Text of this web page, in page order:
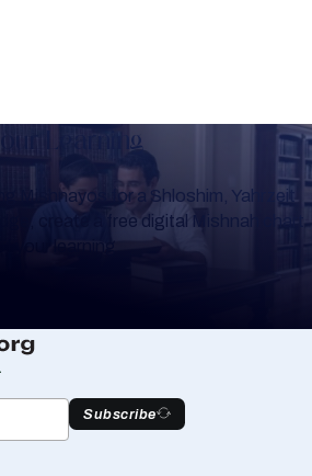
Learning
Mishnayos for a Shloshim, Yahrzeit
create a free digital Mishnah chart
your learning.
Subscribe